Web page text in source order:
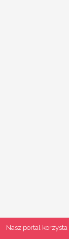
Nasz portal